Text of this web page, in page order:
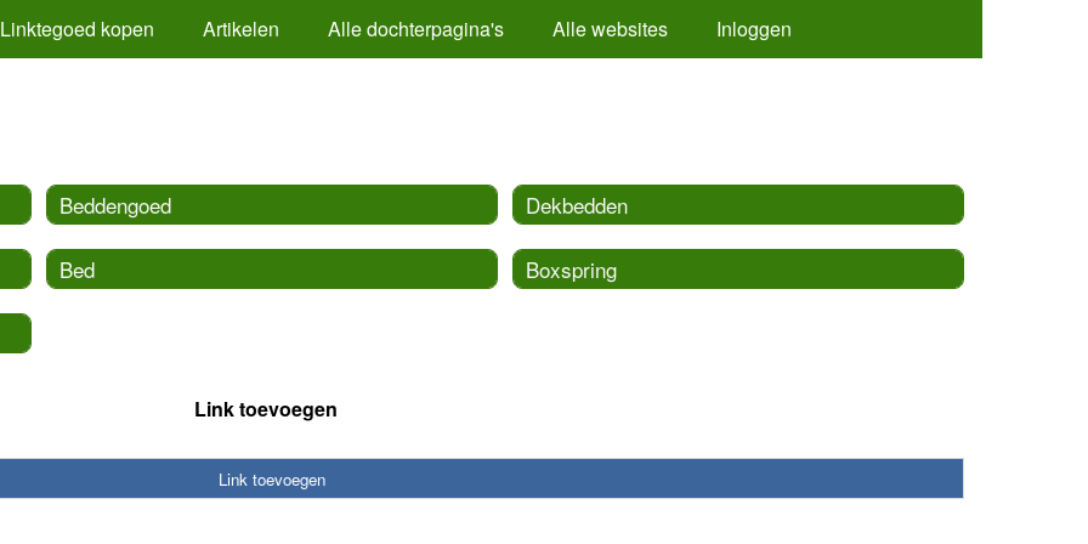
Linktegoed kopen Artikelen Alle dochterpagina's Alle websites Inloggen
Beddengoed
Bed
Dekbedden
Boxspring
Link toevoegen
Link toevoegen